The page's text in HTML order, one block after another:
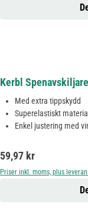
Kerbl
Med extra tippskydd
Superelastiskt material
Enkel justering med
Ordinarie pris:
59,97 kr
Priser inkl. moms, plus